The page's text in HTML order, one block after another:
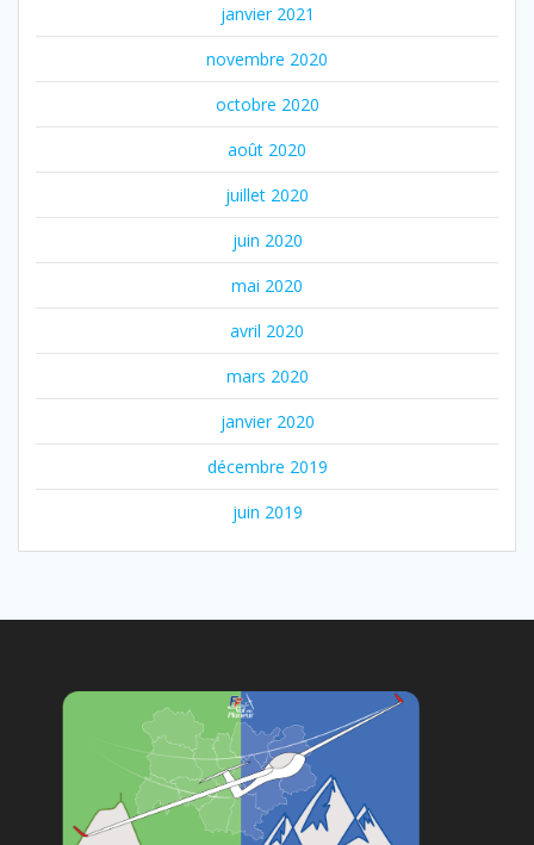
janvier 2021
novembre 2020
octobre 2020
août 2020
juillet 2020
juin 2020
mai 2020
avril 2020
mars 2020
janvier 2020
décembre 2019
juin 2019